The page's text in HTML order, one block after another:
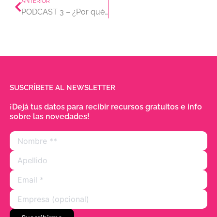
PODCAST 3 – ¿Por qué necesitamos aprender a decir «No sé»?
SUSCRÍBETE AL NEWSLETTER
¡Dejá tus datos para recibir recursos gratuitos e info
sobre las novedades!